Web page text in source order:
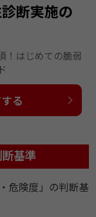
断実施の
！はじめての脆弱
る
基準
危険度」の判断基